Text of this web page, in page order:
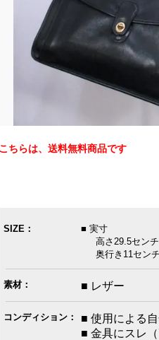
こちらは、送料無料商品です
SIZE：
■ 実寸
高さ29.5セン
奥行き11セン
素材： ■ レザー
コンディション：
■ 使用による
■ 金具にスレ